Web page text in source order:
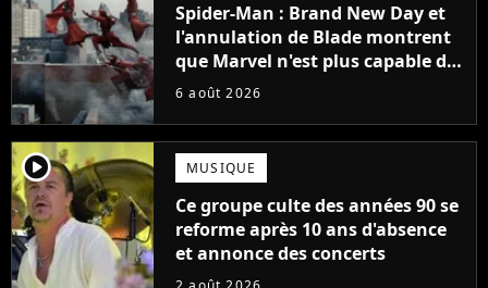
Spider-Man : Brand New Day et
l'annulation de Blade montrent
que Marvel n'est plus capable de
faire quoi que ce soit de simple
6 août 2026
player2 MUSIQUE
Ce groupe culte des années 90 se
reforme après 10 ans d'absence
et annonce des concerts